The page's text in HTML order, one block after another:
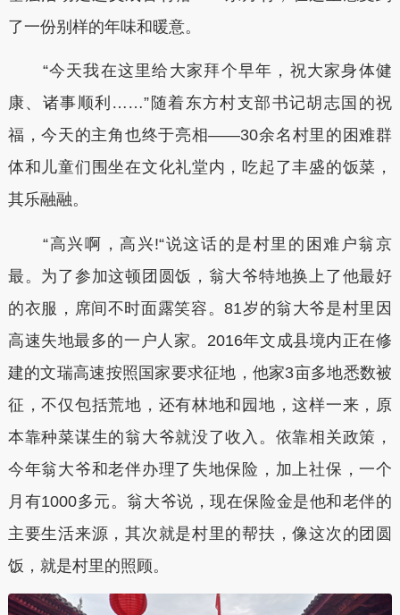
了一份别样的年味和暖意。
“今天我在这里给大家拜个早年，祝大家身体健
康、诸事顺利……”随着东方村支部书记胡志国的祝
福，今天的主角也终于亮相——30余名村里的困难群
体和儿童们围坐在文化礼堂内，吃起了丰盛的饭菜，
其乐融融。
“高兴啊，高兴!“说这话的是村里的困难户翁京
最。为了参加这顿团圆饭，翁大爷特地换上了他最好
的衣服，席间不时面露笑容。81岁的翁大爷是村里因
高速失地最多的一户人家。2016年文成县境内正在修
建的文瑞高速按照国家要求征地，他家3亩多地悉数被
征，不仅包括荒地，还有林地和园地，这样一来，原
本靠种菜谋生的翁大爷就没了收入。依靠相关政策，
今年翁大爷和老伴办理了失地保险，加上社保，一个
月有1000多元。翁大爷说，现在保险金是他和老伴的
主要生活来源，其次就是村里的帮扶，像这次的团圆
饭，就是村里的照顾。